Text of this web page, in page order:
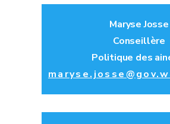
Maryse Josse
Conseillère
Politique des